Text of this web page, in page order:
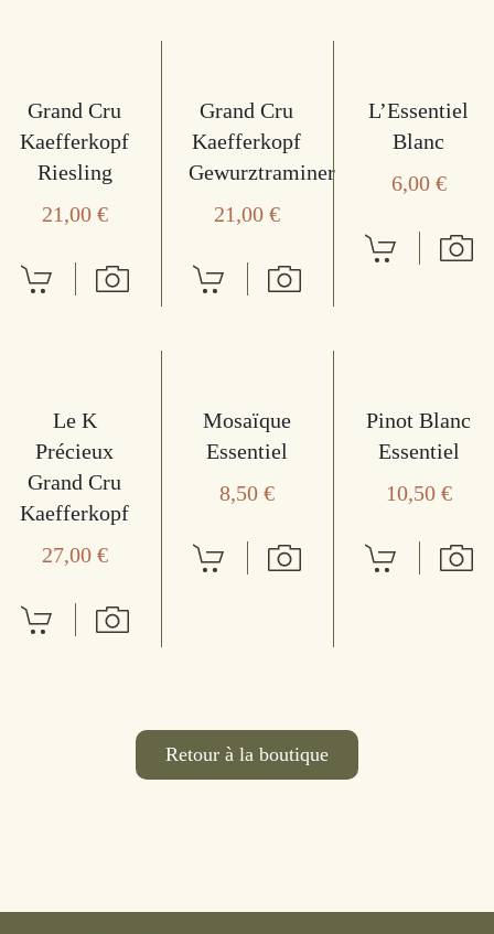
Grand Cru
Kaefferkopf
Riesling
21,00 €
Grand Cru
Kaefferkopf
Gewurztraminer
21,00 €
L’Essentiel
Blanc
6,00 €
Le K
Précieux
Grand Cru
Kaefferkopf
27,00 €
Mosaïque
Essentiel
8,50 €
Pinot Blanc
Essentiel
10,50 €
Retour à la boutique